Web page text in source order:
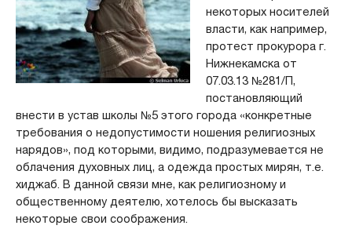
некоторых носителей
власти, как например,
протест прокурора г.
Нижнекамска от
07.03.13 №281/П,
постановляющий
внести в устав школы №5 этого города «конкретные
требования о недопустимости ношения религиозных
нарядов», под которыми, видимо, подразумевается не
облачения духовных лиц, а одежда простых мирян, т.е.
хиджаб. В данной связи мне, как религиозному и
общественному деятелю, хотелось бы высказать
некоторые свои соображения.